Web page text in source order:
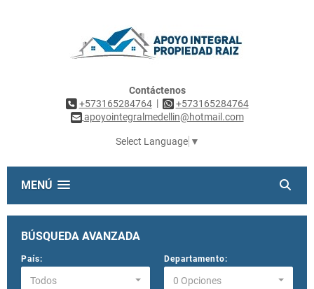
Contáctenos
+573165284764|
+573165284764
apoyointegralmedellin@hotmail.com
Select Language ▼
MENÚ
BÚSQUEDA AVANZADA
País:
Todos
Departamento:
0 Opciones